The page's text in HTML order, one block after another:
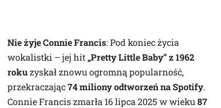
Nie żyje Connie Francis: Pod koniec życia
wokalistki – jej hit „Pretty Little Baby” z 1962
rokuzyskał znowu ogromną popularność,
przekraczając74 miliony odtworzeń na Spotify.
Connie Francis zmarła 16 lipca 2025 w wieku 87